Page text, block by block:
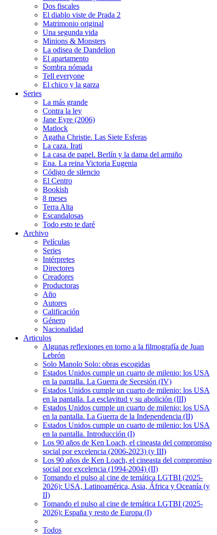
Dos fiscales
El diablo viste de Prada 2
Matrimonio original
Una segunda vida
Minions & Monsters
La odisea de Dandelion
El apartamento
Sombra nómada
Tell everyone
El chico y la garza
Series
La más grande
Contra la ley
Jane Eyre (2006)
Matlock
Agatha Christie. Las Siete Esferas
La caza. Irati
La casa de papel. Berlín y la dama del armiño
Ena. La reina Victoria Eugenia
Código de silencio
El Centro
Bookish
8 meses
Terra Alta
Escandalosas
Todo esto te daré
Archivo
Películas
Series
Intérpretes
Directores
Creadores
Productoras
Año
Autores
Calificación
Género
Nacionalidad
Articulos
Algunas reflexiones en torno a la filmografía de Juan
Lebrón
Solo Manolo Solo: obras escogidas
Estados Unidos cumple un cuarto de milenio: los USA
en la pantalla. La Guerra de Secesión (IV)
Estados Unidos cumple un cuarto de milenio: los USA
en la pantalla. La esclavitud y su abolición (III)
Estados Unidos cumple un cuarto de milenio: los USA
en la pantalla. La Guerra de la Independencia (II)
Estados Unidos cumple un cuarto de milenio: los USA
en la pantalla. Introducción (I)
Los 90 años de Ken Loach, el cineasta del compromiso
social por excelencia (2006-2023) (y III)
Los 90 años de Ken Loach, el cineasta del compromiso
social por excelencia (1994-2004) (II)
Tomando el pulso al cine de temática LGTBI (2025-
2026): USA, Latinoamérica, Asia, África y Oceanía (y
II)
Tomando el pulso al cine de temática LGTBI (2025-
2026): España y resto de Europa (I)
Todos